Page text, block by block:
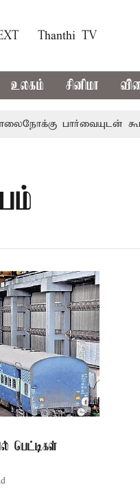
Thanthi TV
உலகம் சினிமா
பார்வையுடன்
பெட்டிகள்